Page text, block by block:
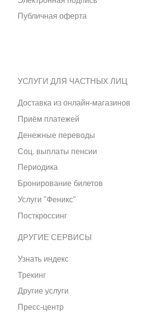
Публичная оферта
УСЛУГИ ДЛЯ ЧАСТНЫХ ЛИЦ
Доставка из онлайн-магазинов
Приём платежей
Денежные переводы
Соц. выплаты пенсии
Периодика
Бронирование билетов
Услуги "Феникс"
Посткроссинг
ДРУГИЕ СЕРВИСЫ
Узнать индекс
Трекинг
Другие услуги
Пресс-центр